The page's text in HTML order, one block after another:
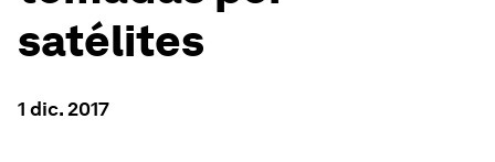
satélites
1 dic. 2017